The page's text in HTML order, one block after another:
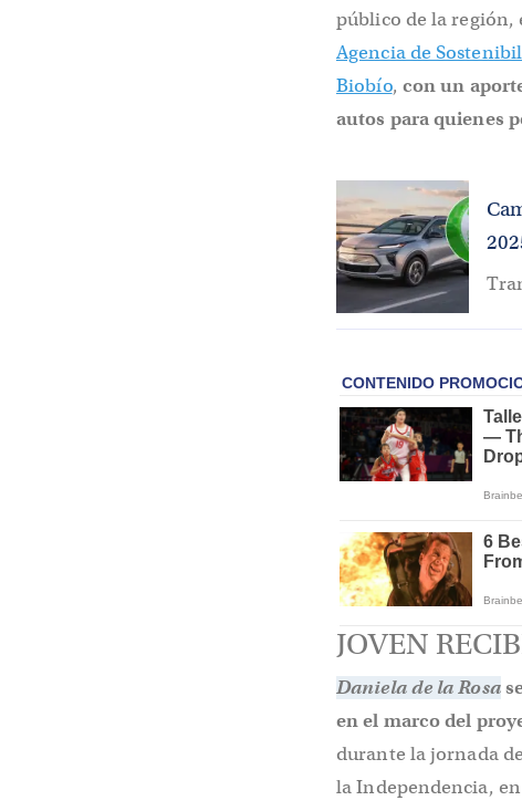
público de la región,
Agencia de
Biobío, con un
autos para quienes
JOVEN
Daniela de la Rosa
en el marco del
durante la jornada
la Independencia,